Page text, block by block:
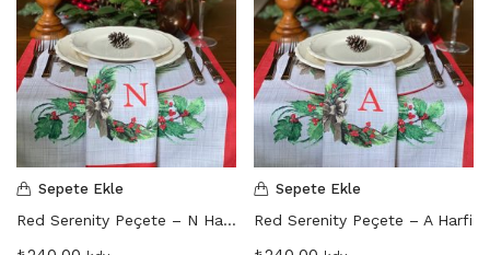
Sepete Ekle
Red Serenity Peçete – N Harfi
Sepete Ekle
Red Serenity Peçete – A Harfi